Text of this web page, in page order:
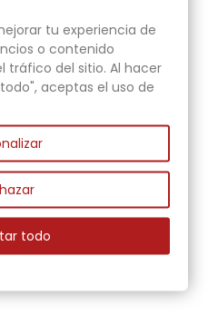
tu experiencia de
o contenido
tráfico del sitio. Al hacer
aceptas el uso de
todo